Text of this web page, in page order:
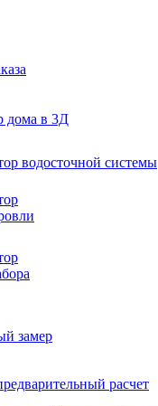
дома в 3Д
водосточной системы
замер
расчет